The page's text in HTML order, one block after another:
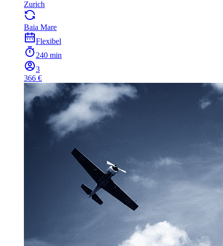
Zurich
Baia Mare
Flexibel
240 min
3
366 €